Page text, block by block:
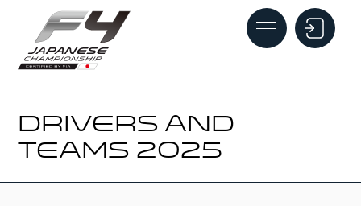
DRIVERS AND
TEAMS 2025